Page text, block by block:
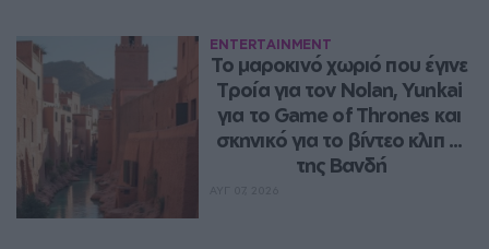
ENTERTAINMENT
Το μαροκινό χωριό που έγινε
Τροία για τον Nolan, Yunkai
για το Game of Thrones και
σκηνικό για το βίντεο κλιπ ...
της Βανδή